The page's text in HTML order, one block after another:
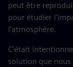
peut être
pour étudier
l'atmosphère.
C'était
solution que